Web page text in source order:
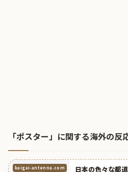
「ポスター」に関する海外の反
kaigai-antenna.com
日本の色々な都